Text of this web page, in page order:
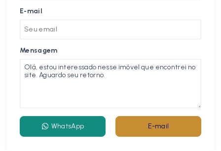
E-mail
Mensagem
WhatsApp E-mail